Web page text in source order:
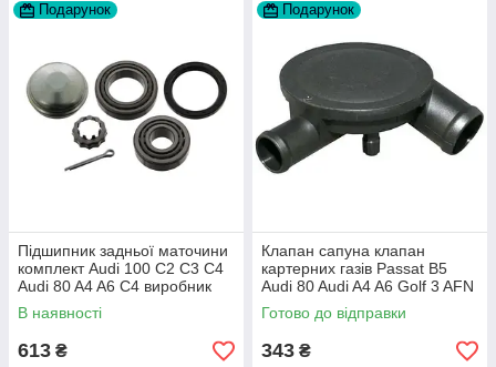
Подарунок
Підшипник задньої маточини
комплект Audi 100 C2 C3 C4
Audi 80 A4 A6 C4 виробник
FAG
В наявності
613 ₴
Подарунок
Клапан сапуна клапан
картерних газів Passat B5
Audi 80 Audi A4 A6 Golf 3 AFN
1Y AAZ 1Z AFF AEY AAZ AHB
AHU
Готово до відправки
343 ₴